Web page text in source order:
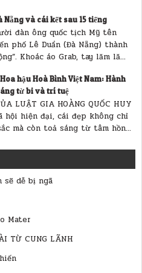
Nẵng và cái kết sau 15 tiếng
đàn ông quốc tịch Mỹ tên
phố Lê Duẩn (Đà Nẵng) thành
Khoác áo Grab, tay lăm lă...
hậu Hoà Bình Việt Nam: Hành
từ bi và trí tuệ
LUẬT GIA HOÀNG QUỐC HUY
hội hiện đại, cái đẹp không chỉ
mà còn toả sáng từ tâm hồn...
sẽ dễ bị ngã
Mater
TỪ CUNG LÃNH